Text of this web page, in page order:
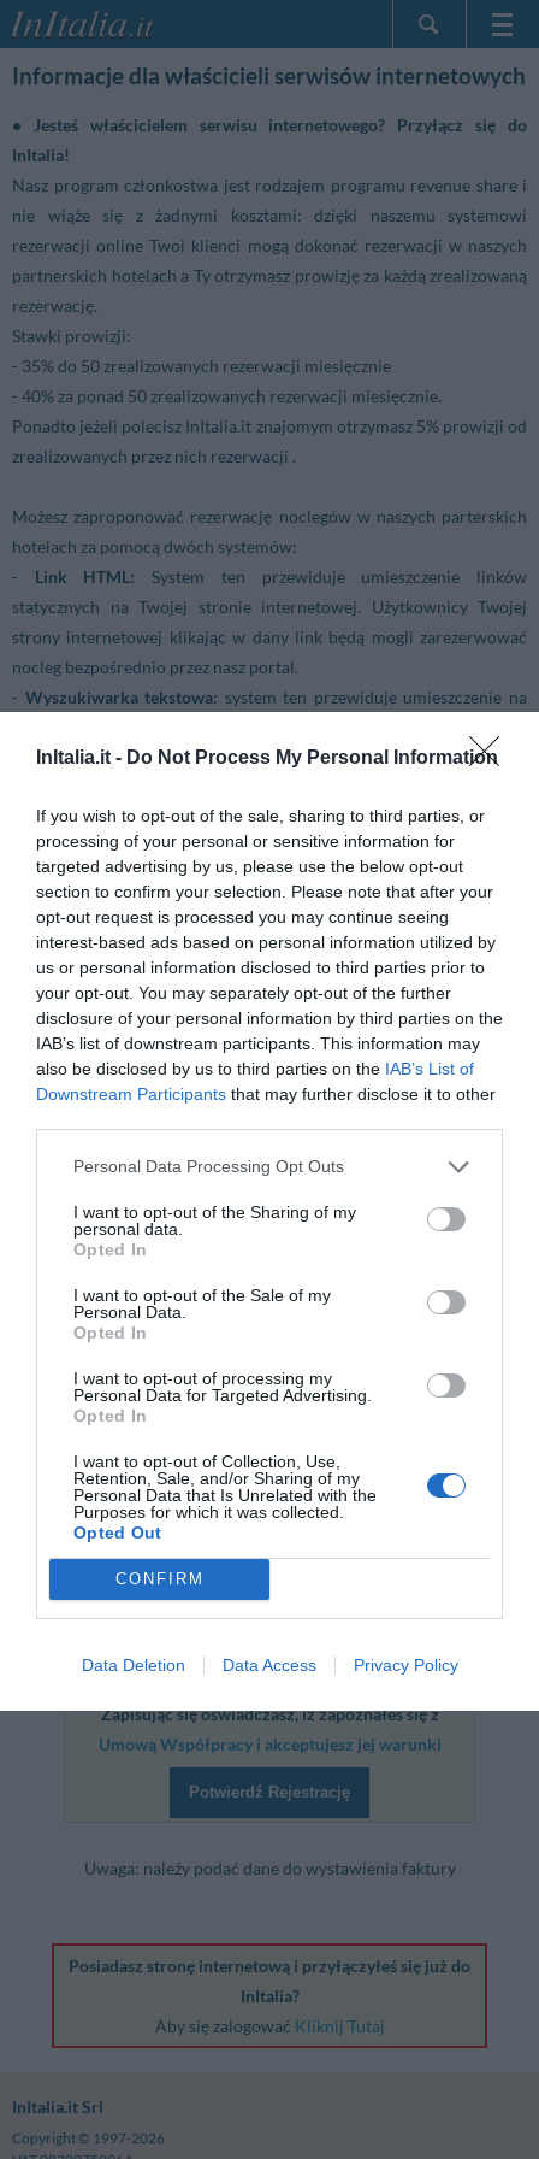
InItalia.it - Do Not Process My Personal Information
If you wish to opt-out of the sale, sharing to third parties, or
processing of your personal or sensitive information for
targeted advertising by us, please use the below opt-out
section to confirm your selection. Please note that after your
opt-out request is processed you may continue seeing
interest-based ads based on personal information utilized by
us or personal information disclosed to third parties prior to
your opt-out. You may separately opt-out of the further
disclosure of your personal information by third parties on the
IAB’s list of downstream participants. This information may
also be disclosed by us to third parties on the IAB’s List of
Downstream Participants that may further disclose it to other
Personal Data Processing Opt Outs
I want to opt-out of the Sharing of my
personal data.
Opted In
I want to opt-out of the Sale of my
Personal Data.
Opted In
I want to opt-out of processing my
Personal Data for Targeted Advertising.
Opted In
I want to opt-out of Collection, Use,
Retention, Sale, and/or Sharing of my
Personal Data that Is Unrelated with the
Purposes for which it was collected.
Opted Out
CONFIRM
Data Deletion Data Access Privacy Policy
Strona główna
Język
Informacje dla właścicieli serwisów internetowych
• Jesteś właścicielem serwisu internetowego? Przyłącz się do
InItalia!
Nasz program członkostwa jest rodzajem programu revenue share i
nie wiąże się z żadnymi kosztami: dzięki naszemu systemowi
rezerwacji online Twoi klienci mogą dokonać rezerwacji w naszych
partnerskich hotelach a Ty otrzymasz prowizję za każdą zrealizowaną
rezerwację.
Stawki prowizji:
- 35% do 50 zrealizowanych rezerwacji miesięcznie
- 40% za ponad 50 zrealizowanych rezerwacji miesięcznie.
Ponadto jeżeli polecisz InItalia.it znajomym otrzymasz 5% prowizji od
zrealizowanych przez nich rezerwacji .
Możesz zaproponować rezerwację noclegów w naszych parterskich
hotelach za pomocą dwóch systemów:
- Link HTML: System ten przewiduje umieszczenie linków
statycznych na Twojej stronie internetowej. Użytkownicy Twojej
strony internetowej klikając w dany link będą mogli zarezerwować
nocleg bezpośrednio przez nasz portal.
- Wyszukiwarka tekstowa: system ten przewiduje umieszczenie na
użytkownicy wpisując nazwę miejscowości i datę pobytu (lub tylko
InItalia, gdzie będą mogli się zapoznać z listą dostępnych hoteli w
wybranej miejscowości.
W obydwóch przypadkach wszystkie rezerwacje pochodzące z Twojej
strony internetowej będą rozpoznawane po numerze
identyfikacyjnym.
W każdej chwili będziesz mógł sprawdzić ilość dokonanych
rezerwacji logując się na stronie naszego portalu i zapoznając się ze
statystykami o rezerwacjach pochodzących z Twojej strony.
poprzednim miesiącu: płatności dokonuje się po osiągnięciu kwoty
100 euro + IVA.
Imię:
Nazwisko :
Telefon:
E-mail:
Hasło:
Potwierdź hasło:
Strona Internetowa:
stronie w miesiącu:
Zapisując się oświadczasz, iż zapoznałeś się z
Umową Współpracy i akceptujesz jej warunki
Potwierdź Rejestrację
Uwaga: należy podać dane do wystawienia faktury
Posiadasz stronę internetową i przyłączyłeś się już do
InItalia?
Aby się zalogować Kliknij Tutaj
InItalia.it Srl
Copyright © 1997-2026